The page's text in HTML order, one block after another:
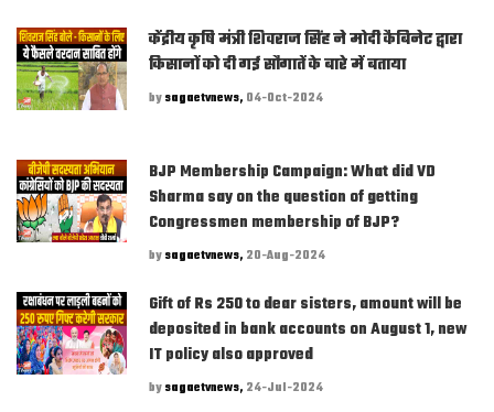
केंद्रीय कृषि मंत्री शिवराज सिंह ने मोदी कैबिनेट द्वारा
किसानों को दी गई सौगातें के बारे में बताया
bysagaetvnews, 04-Oct-2024
BJP Membership Campaign: What did VD
Sharma say on the question of getting
Congressmen membership of BJP?
bysagaetvnews, 20-Aug-2024
Gift of Rs 250 to dear sisters, amount will be
deposited in bank accounts on August 1, new
IT policy also approved
bysagaetvnews, 24-Jul-2024